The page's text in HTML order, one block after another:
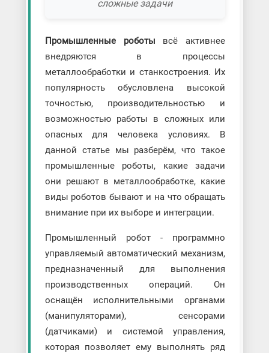
сложные задачи
Промышленные роботы всё активнее
внедряются в процессы
металлообработки и станкостроения. Их
популярность обусловлена высокой
точностью, производительностью и
возможностью работы в сложных или
опасных для человека условиях. В
данной статье мы разберём, что такое
промышленные роботы, какие задачи
они решают в металлообработке, какие
виды роботов бывают и на что обращать
внимание при их выборе и интеграции.
Промышленный робот - программно
управляемый автоматический механизм,
предназначенный для выполнения
производственных операций. Он
оснащён исполнительными органами
(манипуляторами), сенсорами
(датчиками) и системой управления,
которая позволяет ему выполнять ряд